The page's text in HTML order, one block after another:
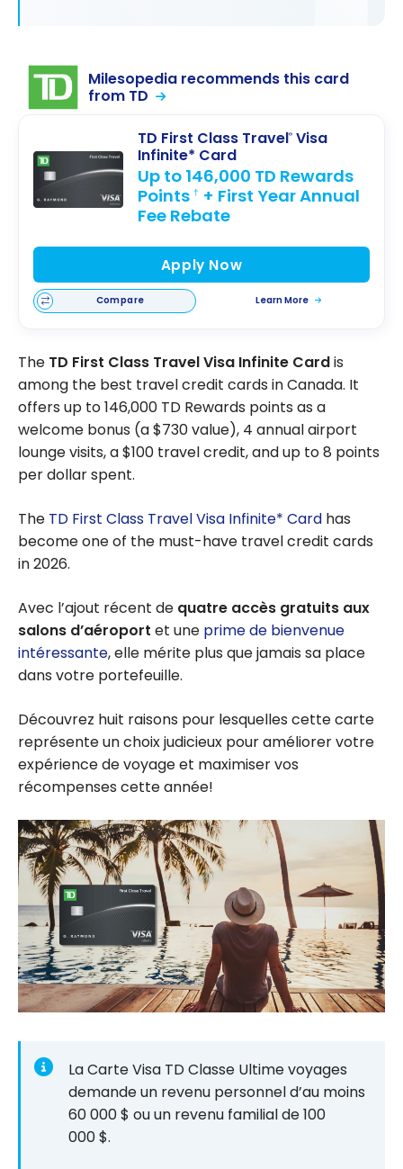
Milesopedia recommends this card
from TD
TD First Class Travel® Visa
Infinite* Card
Up to 146,000 TD Rewards
Points † + First Year Annual
Fee Rebate
Apply Now
Compare Learn More
The TD First Class Travel Visa Infinite Cardis
among the best travel credit cards in Canada. It
offers up to 146,000 TD Rewards points as a
welcome bonus (a $730 value), 4 annual airport
lounge visits, a $100 travel credit, and up to 8 points
per dollar spent.
The TD First Class Travel Visa Infinite* Card has
become one of the must-have travel credit cards
in 2026.
Avec l’ajout récent de quatre accès gratuits aux
salons d’aéroport et une prime de bienvenue
intéressante, elle mérite plus que jamais sa place
dans votre portefeuille.
Découvrez huit raisons pour lesquelles cette carte
représente un choix judicieux pour améliorer votre
expérience de voyage et maximiser vos
récompenses cette année!
La Carte Visa TD Classe Ultime voyages
demande un revenu personnel d’au moins
60 000 $ ou un revenu familial de 100
000 $.